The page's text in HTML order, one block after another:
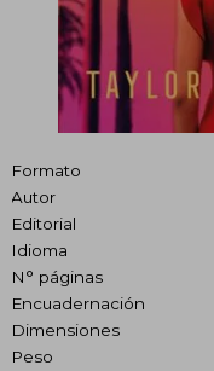
Formato
Autor
Editorial
Idioma
N° páginas
Encuadernación
Dimensiones
Peso